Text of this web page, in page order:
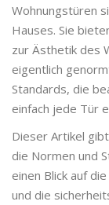
Wohnungstüren
Hauses. Sie
zur Ästhetik des
eigentlich
Standards, die
einfach jede Tür
Dieser Artikel
die Normen und
einen Blick auf
und die